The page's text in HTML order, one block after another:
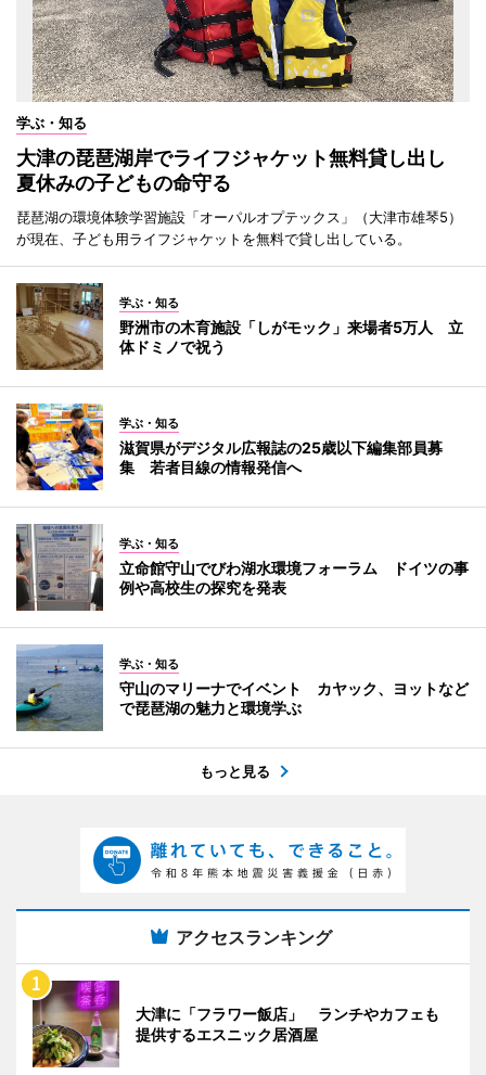
学ぶ・知る
大津の琵琶湖岸でライフジャケット無料貸し出し
夏休みの子どもの命守る
琵琶湖の環境体験学習施設「オーパルオプテックス」（大津市雄琴5）
が現在、子ども用ライフジャケットを無料で貸し出している。
学ぶ・知る
野洲市の木育施設「しがモック」来場者5万人 立
体ドミノで祝う
学ぶ・知る
滋賀県がデジタル広報誌の25歳以下編集部員募
集 若者目線の情報発信へ
学ぶ・知る
立命館守山でびわ湖水環境フォーラム ドイツの事
例や高校生の探究を発表
学ぶ・知る
守山のマリーナでイベント カヤック、ヨットなど
で琵琶湖の魅力と環境学ぶ
もっと見る
アクセスランキング
大津に「フラワー飯店」 ランチやカフェも
提供するエスニック居酒屋